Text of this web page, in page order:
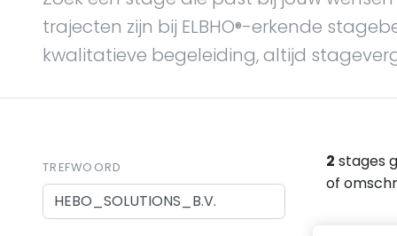
trajecten zijn bij ELBHO®-erkende
kwalitatieve begeleiding, altijd
TREFWOORD 2 stages
of